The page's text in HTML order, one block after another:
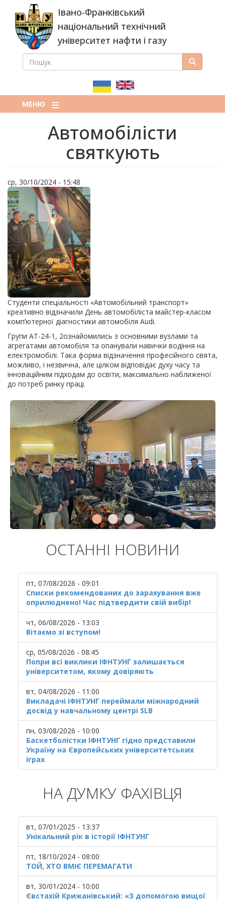
основного
вмісту
Івано-Франківський
національний технічний
університет нафти і газу
ПОШУКОВА
ПОШУК Пошук
МЕНЮ
Автомобілісти
святкують
ср, 30/10/2024 - 15:48
Студенти спеціальності «Автомобільний транспорт»
креативно відзначили День автомобіліста майстер-класом
компʼютерної діагностики автомобіля Audi.
Групи АТ-24-1, 2ознайомились з основними вузлами та
агрегатами автомобіля та опанували навички водіння на
електромобілі. Така форма відзначення професійного свята,
можливо, і незвична, але цілком відповідає духу часу та
інноваційним підходам до освіти, максимально наближеної
до потреб ринку праці.
ОСТАННІ НОВИНИ
пт, 07/08/2026 - 09:01
Списки рекомендованих до зарахування вже
оприлюднено! Час підтвердити свій вибір!
чт, 06/08/2026 - 13:03
Вітаємо зі вступом!
ср, 05/08/2026 - 08:45
Попри всі виклики ІФНТУНГ залишається
університетом, якому довіряють
вт, 04/08/2026 - 11:00
Викладачі ІФНТУНГ переймали міжнародний
досвід у навчальному центрі SLB
пн, 03/08/2026 - 10:00
Баскетболістки ІФНТУНГ гідно представили
Україну на Європейських університетських
іграх
НА ДУМКУ ФАХІВЦЯ
вт, 07/01/2025 - 13:37
Унікальний рік в історії ІФНТУНГ
пт, 18/10/2024 - 08:00
ТОЙ, ХТО ВМІЄ ПЕРЕМАГАТИ
вт, 30/01/2024 - 10:00
Євстахій Крижанівський: «З допомогою вищої